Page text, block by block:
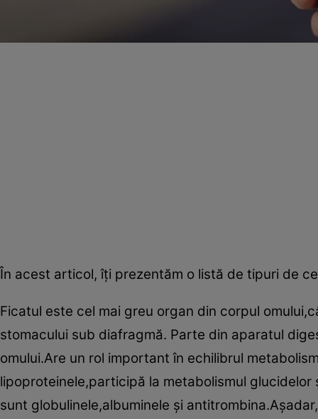
În acest articol, îţi prezentăm o listă de tipuri de
Ficatul este cel mai greu organ din corpul
stomacului sub diafragmă. Parte din aparatul
omului.Are un rol important în echilibrul
lipoproteinele,participă la metabolismul
sunt globulinele,albuminele şi